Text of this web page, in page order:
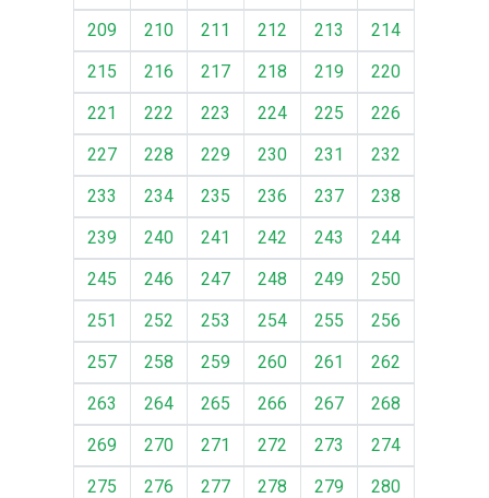
209
210 211 212 213
214
215
216 217 218 219
220
221
222 223 224 225
226
227
228 229 230 231
232
233
234 235 236 237
238
239
240 241 242 243
244
245
246 247 248 249
250
251
252 253 254 255
256
257
258 259 260 261
262
263
264 265 266 267
268
269
270 271 272 273
274
275
276 277 278 279
280